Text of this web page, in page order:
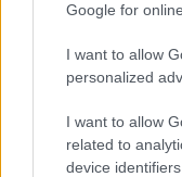
Google for
I want to allow
personalized
I want to allow
related to
device identifiers
Το Minecraft